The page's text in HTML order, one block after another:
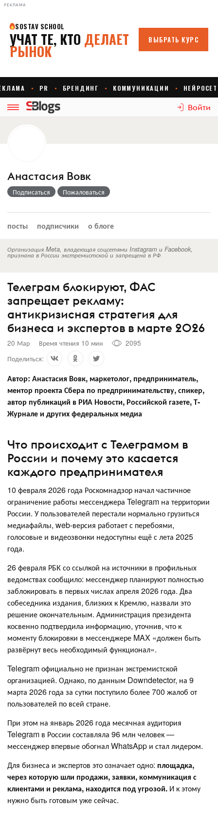
РЕКЛАМА
Войти
Анастасия Вовк
Подписаться Пожаловаться
посты подписчики о блоге
Организация Meta, владеющая соцсетями Instagram и Facebook,
признана в России экстремистской и запрещена в РФ
Телеграм блокируют, ФАС
запрещает рекламу:
антикризисная стратегия для
бизнеса и экспертов в марте 2026
20 Мар Время чтения 10 мин
2095
Поделиться:
Автор: Анастасия Вовк, маркетолог, предприниматель,
ментор проекта Сбера по предпринимательству, спикер,
автор публикаций в РИА Новости, Российской газете, Т-
Журнале и других федеральных медиа
Что происходит с Телеграмом в
России и почему это касается
каждого предпринимателя
10 февраля 2026 года Роскомнадзор начал частичное
ограничение работы мессенджера Telegram на территории
России. У пользователей перестали нормально грузиться
медиафайлы, web-версия работает с перебоями,
голосовые и видеозвонки недоступны ещё с лета 2025
года.
26 февраля РБК со ссылкой на источники в профильных
ведомствах сообщило: мессенджер планируют полностью
заблокировать в первых числах апреля 2026 года. Два
собеседника издания, близких к Кремлю, назвали это
решение окончательным. Администрация президента
косвенно подтвердила информацию, уточнив, что к
моменту блокировки в мессенджере MAX «должен быть
развёрнут весь необходимый функционал».
Telegram официально не признан экстремистской
организацией. Однако, по данным Downdetector, на 9
марта 2026 года за сутки поступило более 700 жалоб от
пользователей по всей стране.
При этом на январь 2026 года месячная аудитория
Telegram в России составляла 96 млн человек —
мессенджер впервые обогнал WhatsApp и стал лидером.
Для бизнеса и экспертов это означает одно: площадка,
через которую шли продажи, заявки, коммуникация с
клиентами и реклама, находится под угрозой. И к этому
нужно быть готовым уже сейчас.